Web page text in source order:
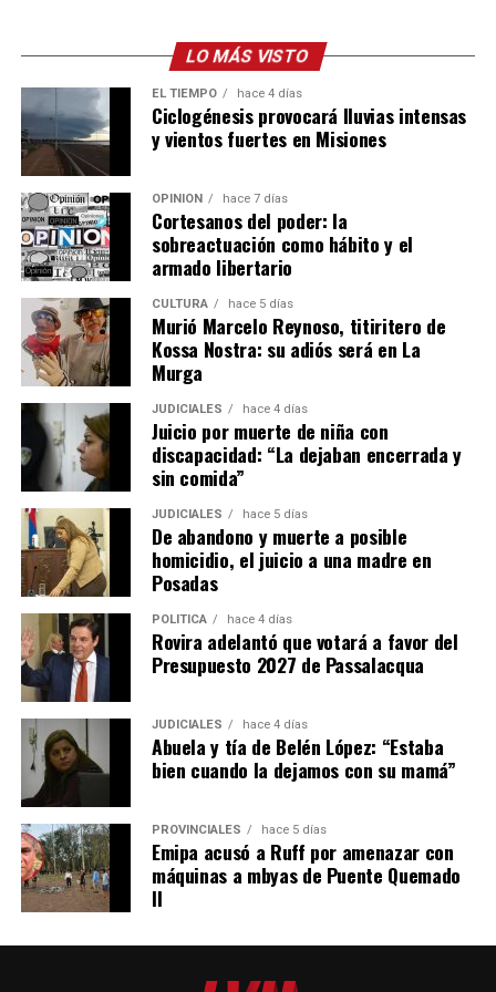
subsistir”, resumió y desarrolló, entre otros factores, que “el
proceso de deglución, por ejemplo, es muy complejo. Alimentar
a un paciente de estas características resulta muy difícil porque
realmente no coordina. Hay que tener mucha paciencia y saber
cómo alimentarlo”.
El fiscal Vladimir Glinka encabeza la acusación.
Las vecinas
El día más complicado para la imputada fue el miércoles
entre los testigos citados estuvieron una empleada doméstica y
dos vecinas que coincidieron al describir condiciones de
“descuido” en que presuntamente Ramírez tenía a Belén cuando
la adolescente vivía a su cargo en Itaembé Miní.
“La veíamos mucho tiempo afuera en pleno verano, descalza,
solo con pañal y muerta de calor en el patio. Estaban todas las
puertas cerradas y Belén afuera”, describió
Silveira.
“Un día puse una silla para ver por encima del muro y vi
LO MÁS VISTO
EL TIEMPO hace 4 días
Ciclogénesis provocará lluvias intensas
y vientos fuertes en Misiones
OPINIÓN hace 7 días
Cortesanos del poder: la
sobreactuación como hábito y el
armado libertario
CULTURA hace 5 días
Murió Marcelo Reynoso, titiritero de
Kossa Nostra: su adiós será en La
Murga
JUDICIALES hace 4 días
Juicio por muerte de niña con
discapacidad: “La dejaban encerrada y
sin comida”
JUDICIALES hace 5 días
De abandono y muerte a posible
homicidio, el juicio a una madre en
Posadas
POLÍTICA hace 4 días
Rovira adelantó que votará a favor del
Presupuesto 2027 de Passalacqua
JUDICIALES hace 4 días
Abuela y tía de Belén López: “Estaba
bien cuando la dejamos con su mamá”
PROVINCIALES hace 5 días
Emipa acusó a Ruff por amenazar con
máquinas a mbyas de Puente Quemado
II